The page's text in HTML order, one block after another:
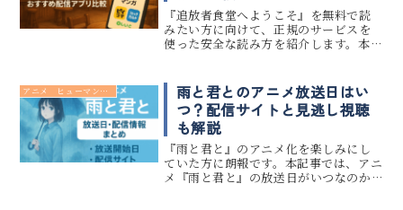
『追放者食堂へようこそ』を無料で読
みたい方に向けて、正規のサービスを
使った安全な読み方を紹介します。本記
コマ・コミックガルドといった配信ア
プリの特徴と比較を徹底解説しま...
アニメ ヒューマンドラマ
雨と君とのアニメ放送日はい
つ？配信サイトと見逃し視聴
も解説
『雨と君と』のアニメ化を楽しみにし
ていた方に朗報です。本記事では、アニ
メ『雨と君と』の放送日がいつなのか